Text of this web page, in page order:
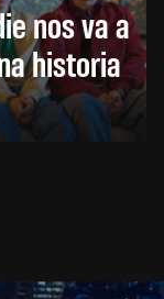
nos va a
historia